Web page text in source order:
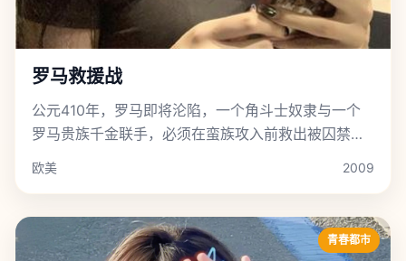
罗马救援战
公元410年，罗马即将沦陷，一个角斗士奴隶与一个
罗马贵族千金联手，必须在蛮族攻入前救出被囚禁的
最后一支罗马军团。
欧美 2009
青春都市